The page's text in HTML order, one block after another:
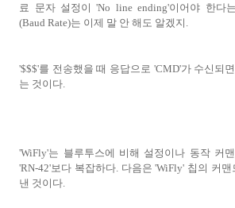
료 문자 설정이 'No line ending'이어야 한다
(Baud Rate)는 이제 말 안 해도 알겠지.
'$$$'를 전송했을 때 응답으로 'CMD'가 수신되
는 것이다.
'WiFly'는 블루투스에 비해 설정이나 동작 커
'RN-42'보다 복잡하다. 다음은 'WiFly' 칩의 커
낸 것이다.